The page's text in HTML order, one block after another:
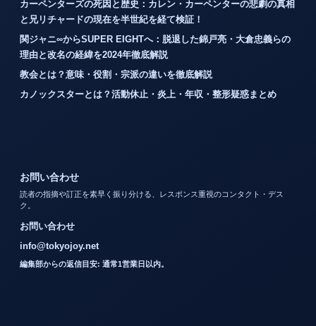
カーペンターズの死因と歴史：カレン・カーペンターの悲劇の真相
と兄リチャードの現在を半世紀を経て検証！
関ジャニ∞からSUPER EIGHTへ：脱退した錦戸亮・大倉忠義らの
理由と改名の経緯を2024年徹底解説
教会とは？意味・役割・宗派の違いを徹底解説
カノックスターとは？活動休止・炎上・年収・整形疑惑まとめ
お問い合わせ
読者の指摘や訂正を素早く振り分ける、レスポンス重視のコンタクト・デス
ク。
お問い合わせ
info@tokyojoy.net
編集部からの返信目安: 通常1営業日以内。